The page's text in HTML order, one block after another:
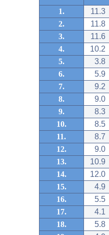
1. 11.3
2.
11.8
3.
11.6
4.
10.2
5.
3.8
6.
5.9
7.
9.2
8.
9.0
9.
8.3
10.
8.5
11.
8.7
12.
9.0
13.
10.9
14.
12.0
15.
4.9
16.
5.5
17.
4.1
18.
5.8